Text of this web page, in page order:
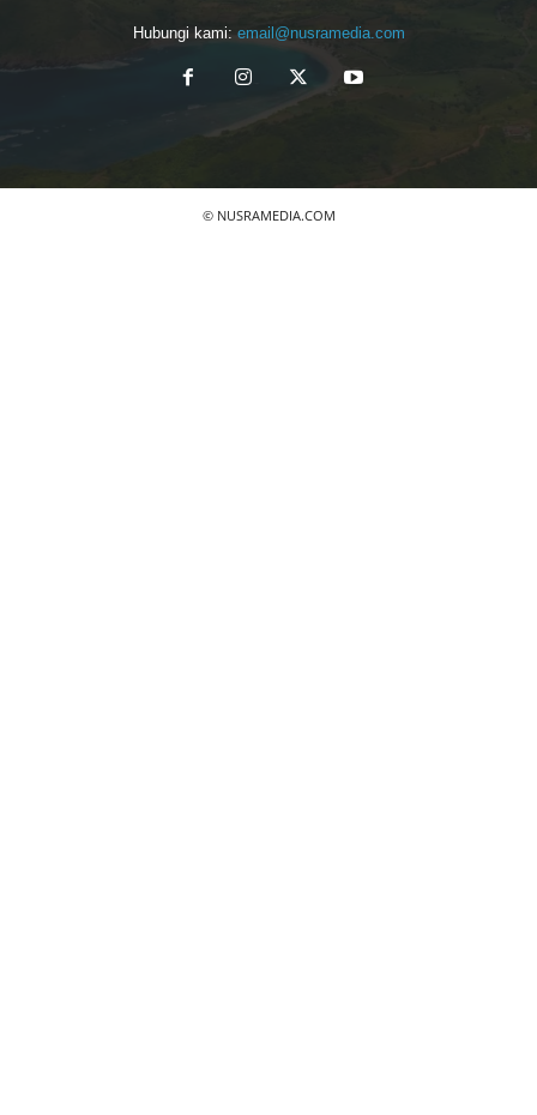
Hubungi kami: email@nusramedia.com
© NUSRAMEDIA.COM